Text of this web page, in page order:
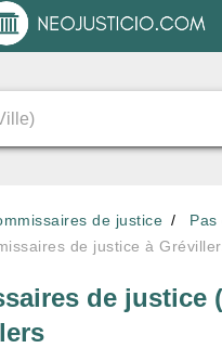
de justice
Pas
de justice à
de justice